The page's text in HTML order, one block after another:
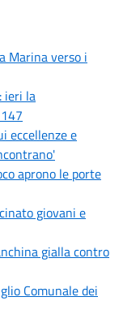
Marina verso i
ieri la
eccellenze e
aprono le porte
giovani e
gialla contro
Comunale dei